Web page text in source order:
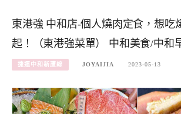
東港強 中和店-個人燒肉定食，想吃
起！（東港強菜單） 中和美食/中和
捷運中和新蘆線 JOYAIJIA 2023-05-13